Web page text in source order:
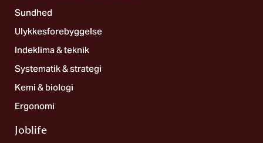
Sundhed
Ulykkesforebyggelse
Indeklima & teknik
Systematik & strategi
Kemi & biologi
Ergonomi
Joblife​